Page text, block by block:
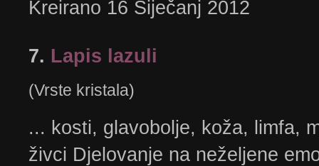
Kreirano 16 Siječanj 2012
7. Lapis lazuli
(Vrste kristala)
... kosti, glavobolje, koža, limfa,
živci Djelovanje na neželjene